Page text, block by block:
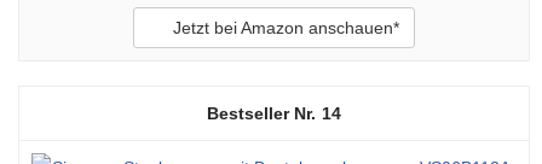
Jetzt bei Amazon anschauen*
14